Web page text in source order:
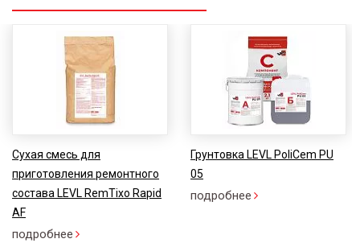
Сухая смесь для
приготовления ремонтного
состава LEVL RemTixo Rapid
AF
подробнее
Грунтовка LEVL PoliCem PU
05
подробнее